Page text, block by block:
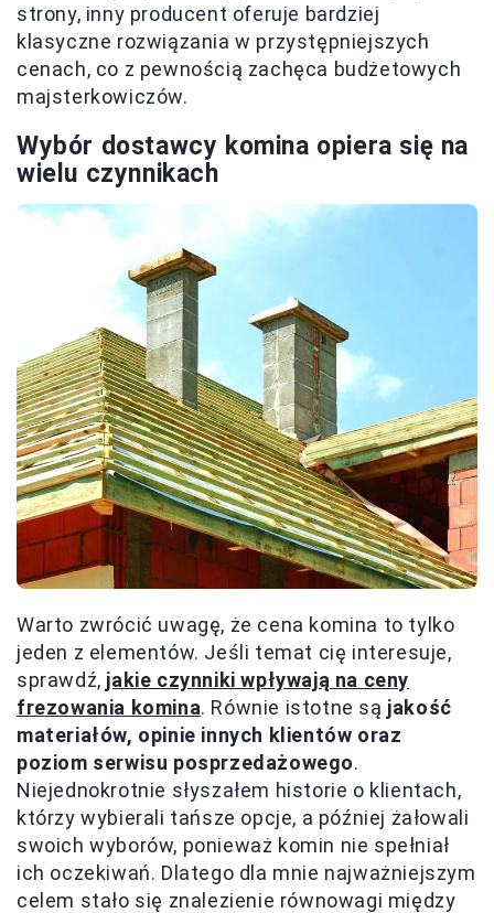
strony, inny producent oferuje bardziej
klasyczne rozwiązania w przystępniejszych
cenach, co z pewnością zachęca budżetowych
majsterkowiczów.
Wybór dostawcy komina opiera się na
wielu czynnikach
Warto zwrócić uwagę, że cena komina to tylko
jeden z elementów. Jeśli temat cię interesuje,
sprawdź, jakie czynniki wpływają na ceny
frezowania komina. Równie istotne są jakość
materiałów, opinie innych klientów oraz
poziom serwisu posprzedażowego.
Niejednokrotnie słyszałem historie o klientach,
którzy wybierali tańsze opcje, a później żałowali
swoich wyborów, ponieważ komin nie spełniał
ich oczekiwań. Dlatego dla mnie najważniejszym
celem stało się znalezienie równowagi między